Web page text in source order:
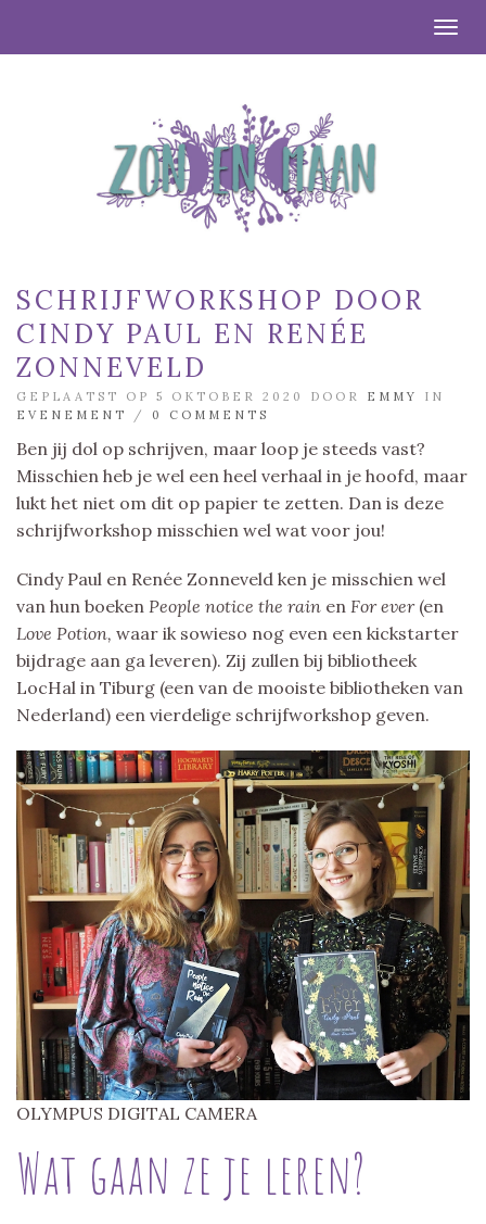
SCHRIJFWORKSHOP DOOR
CINDY PAUL EN RENÉE
ZONNEVELD
GEPLAATST OP 5 OKTOBER 2020 DOOR EMMY
IN
EVENEMENT
/ 0 COMMENTS
Ben jij dol op schrijven, maar loop je steeds vast?
Misschien heb je wel een heel verhaal in je hoofd, maar
lukt het niet om dit op papier te zetten. Dan is deze
schrijfworkshop misschien wel wat voor jou!
Cindy Paul en Renée Zonneveld ken je misschien wel
van hun boeken People notice the rain en For ever (en
Love Potion, waar ik sowieso nog even een kickstarter
bijdrage aan ga leveren). Zij zullen bij bibliotheek
LocHal in Tiburg (een van de mooiste bibliotheken van
Nederland) een vierdelige schrijfworkshop geven.
OLYMPUS DIGITAL CAMERA
Wat gaan ze je leren?